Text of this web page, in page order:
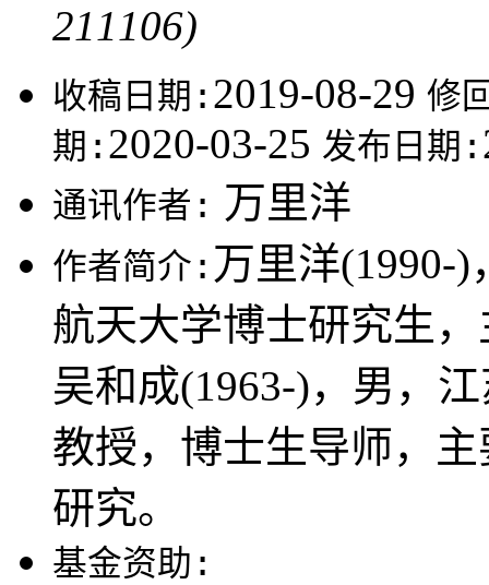
211106)
收稿日期: 2019-08-29 修
期: 2020-03-25 发布日期:
通讯作者: 万里洋
作者简介: 万里洋(1990-
航天大学博士研究生
吴和成(1963-)，男，
教授，博士生导师，
研究。
基金资助: